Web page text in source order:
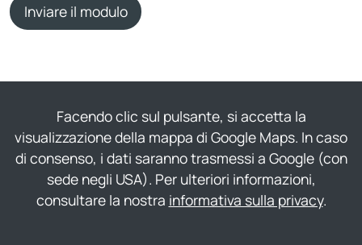
Inviare il modulo
Facendo clic sul pulsante, si accetta la
visualizzazione della mappa di Google Maps. In caso
di consenso, i dati saranno trasmessi a Google (con
sede negli USA). Per ulteriori informazioni,
consultare la nostra informativa sulla privacy.